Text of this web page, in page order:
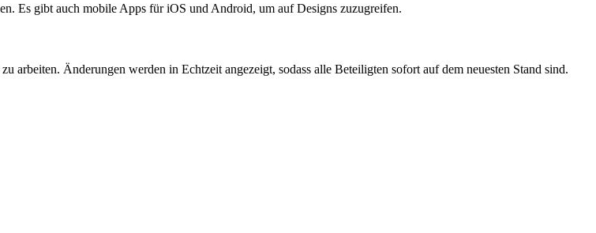
Es gibt auch mobile Apps für iOS und Android, um auf Designs zuzugreifen.
arbeiten. Änderungen werden in Echtzeit angezeigt, sodass alle Beteiligten sofort auf dem neuesten Stand sind.